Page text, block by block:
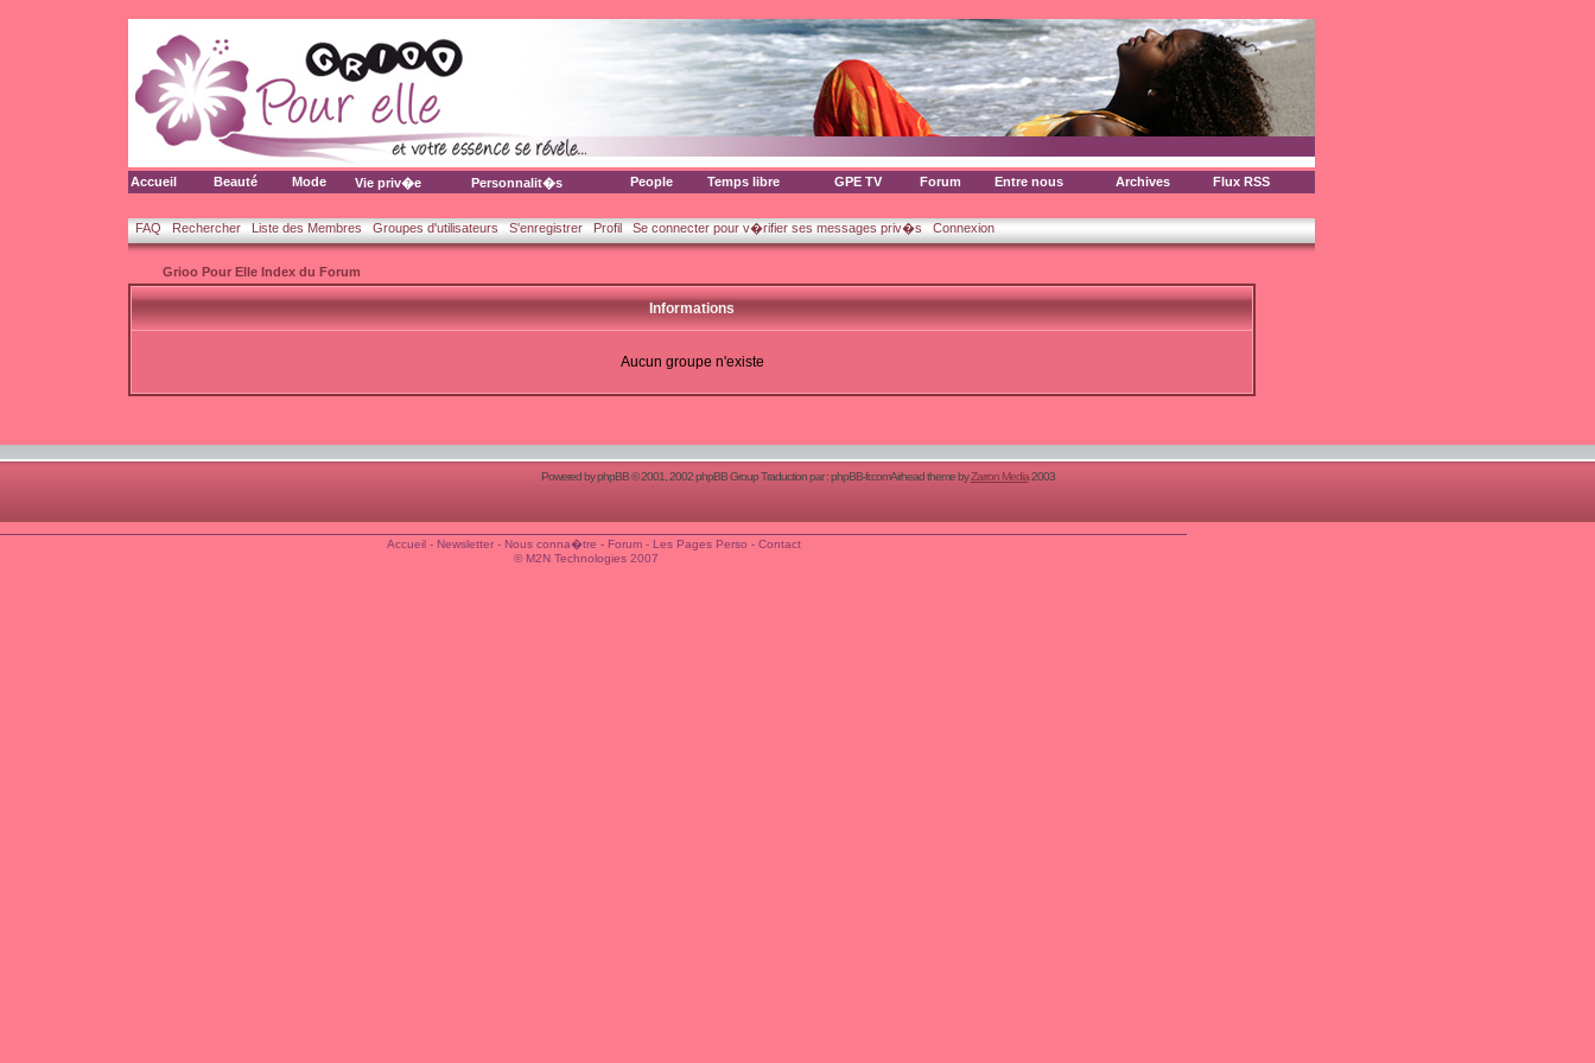
Accueil Beauté Mode Vie priv�e Personnalit�s People Temps libre GPE TV Forum Entre nous Archives Flux RSS
FAQ Rechercher Liste des Membres Groupes d'utilisateurs S'enregistrer Profil Se connecter pour v�rifier ses messages priv�s Connexion
Grioo Pour Elle Index du Forum
Informations
Aucun groupe n'existe
Powered byphpBB© 2001, 2002 phpBB Group Traduction par :phpBB-fr.comAirhead theme byZarron Media2003
Accueil- Newsletter- Nous conna�tre - Forum- Les Pages Perso - Contact
© M2N Technologies 2007